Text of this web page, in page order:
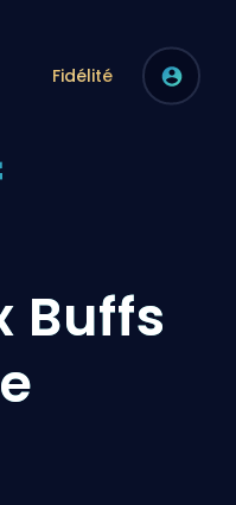
Fidélité
Buffs